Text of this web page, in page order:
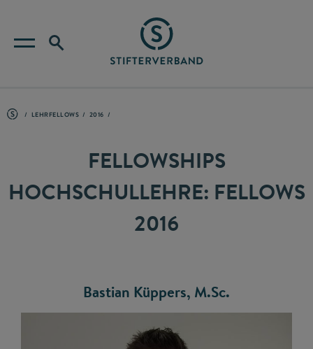
LEHRFELLOWS 2016
FELLOWSHIPS
HOCHSCHULLEHRE: FELLOWS
2016
Bastian Küppers, M.Sc.